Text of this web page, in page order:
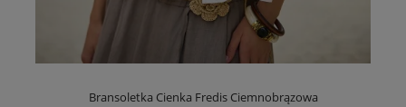
Bransoletka Cienka Fredis Ciemnobrązowa